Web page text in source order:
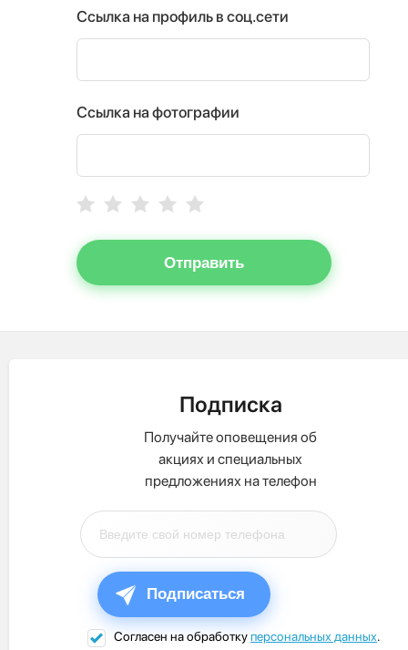
Ссылка на профиль в соц.сети
Ссылка на фотографии
Отправить
Подписка
Получайте оповещения об
акциях и специальных
предложениях на телефон
Подписаться
Согласен на обработкуперсональных данных.